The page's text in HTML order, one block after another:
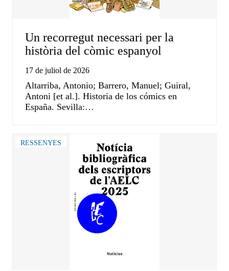
Un recorregut necessari per la
història del còmic espanyol
17 de juliol de 2026
Altarriba, Antonio; Barrero, Manuel; Guiral,
Antoni [et al.]. Historia de los cómics en
España. Sevilla:…
RESSENYES